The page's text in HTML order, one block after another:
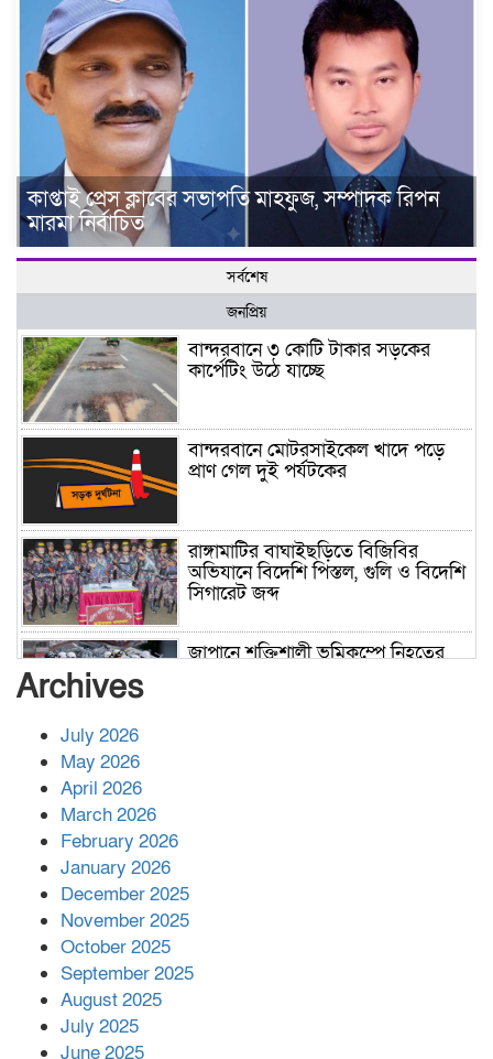
কাপ্তাই প্রেস ক্লাবের সভাপতি মাহফুজ, সম্পাদক রিপন
মারমা নির্বাচিত
সর্বশেষ
জনপ্রিয়
বান্দরবানে ৩ কোটি টাকার সড়কের
কার্পেটিং উঠে যাচ্ছে
বান্দরবানে মোটরসাইকেল খাদে পড়ে
প্রাণ গেল দুই পর্যটকের
রাঙ্গামাটির বাঘাইছড়িতে বিজিবির
অভিযানে বিদেশি পিস্তল, গুলি ও বিদেশি
সিগারেট জব্দ
জাপানে শক্তিশালী ভূমিকম্পে নিহতের
পর ফোন তারেক রহমানের,গ্যাস সঙ্কট
Archives
July 2026
May 2026
April 2026
March 2026
February 2026
January 2026
December 2025
November 2025
October 2025
September 2025
August 2025
July 2025
June 2025